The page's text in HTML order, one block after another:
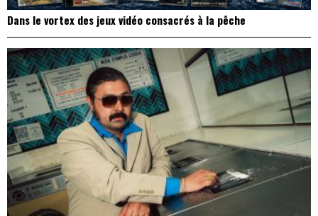
Dans le vortex des jeux vidéo consacrés à la pêche